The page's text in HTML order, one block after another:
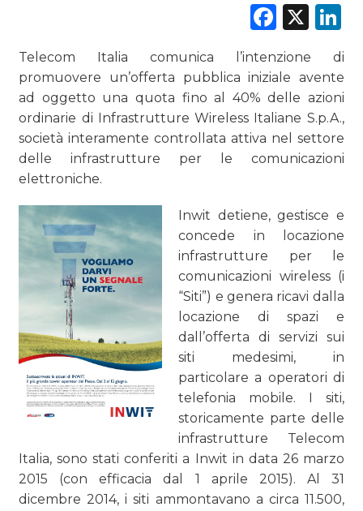
RICERCHE
PREVISIONI/SCENARI
TREND
CASE HISTORY
OPINIONI
X
Telecom Italia comunica l’intenzione di
promuovere un’offerta pubblica iniziale avente
ad oggetto una quota fino al 40% delle azioni
ordinarie di Infrastrutture Wireless Italiane S.p.A.,
società interamente controllata attiva nel settore
delle infrastrutture per le comunicazioni
elettroniche.
Inwit detiene, gestisce e
concede in locazione
infrastrutture per le
comunicazioni wireless (i
“Siti”) e genera ricavi dalla
locazione di spazi e
dall’offerta di servizi sui
siti medesimi, in
particolare a operatori di
telefonia mobile. I siti,
storicamente parte delle
infrastrutture Telecom
Italia, sono stati conferiti a Inwit in data 26 marzo
2015 (con efficacia dal 1 aprile 2015). Al 31
dicembre 2014, i siti ammontavano a circa 11.500,